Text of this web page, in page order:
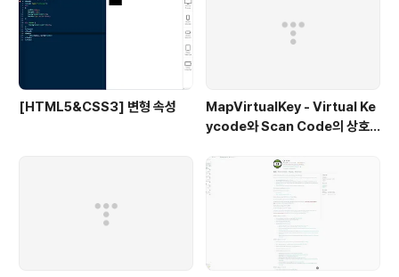
[HTML5&CSS3] 변형 속성
MapVirtualKey - Virtual Ke
ycode와 Scan Code의 상호